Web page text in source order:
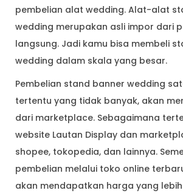
pembelian alat wedding. Alat-alat
wedding merupakan asli impor dari
langsung. Jadi kamu bisa membeli
wedding dalam skala yang besar.
Pembelian stand banner wedding
tertentu yang tidak banyak, akan
dari marketplace. Sebagaimana
website Lautan Display dan
shopee, tokopedia, dan lainnya.
pembelian melalui toko online
akan mendapatkan harga yang lebih